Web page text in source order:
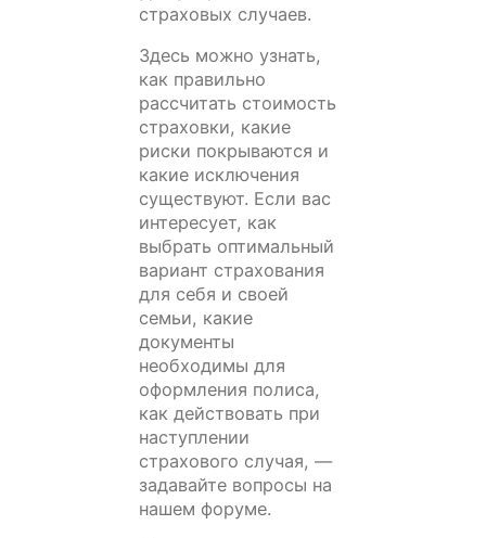
страховых случаев.
Здесь можно узнать,
как правильно
рассчитать стоимость
страховки, какие
риски покрываются и
какие исключения
существуют. Если вас
интересует, как
выбрать оптимальный
вариант страхования
для себя и своей
семьи, какие
документы
необходимы для
оформления полиса,
как действовать при
наступлении
страхового случая, —
задавайте вопросы на
нашем форуме.